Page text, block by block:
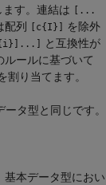
ます。連結は
[...
列 [c{I}]
を除外
と互換性が
ールに基づいて
り当てます。
タ型と同じです。
基本データ型におい